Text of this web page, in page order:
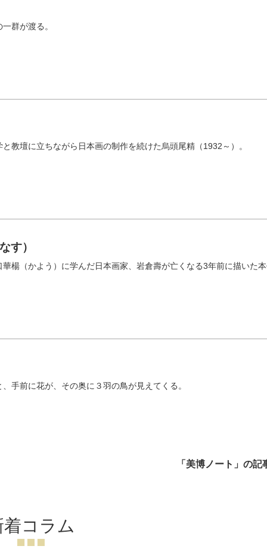
群が渡る。
教壇に立ちながら日本画の制作を続けた烏頭尾精（1932～）。
す）
楊（かよう）に学んだ日本画家、岩倉壽が亡くなる3年前に描いた
手前に花が、その奥に３羽の鳥が見えてくる。
「美博ノート」の記
着コラム